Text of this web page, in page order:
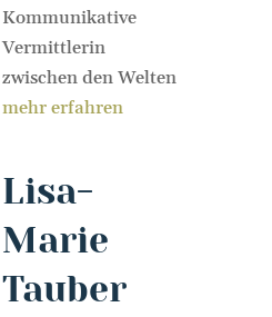
Kommunikative
Vermittlerin
zwischen den Welten
mehr erfahren
Lisa-
Marie
Tauber